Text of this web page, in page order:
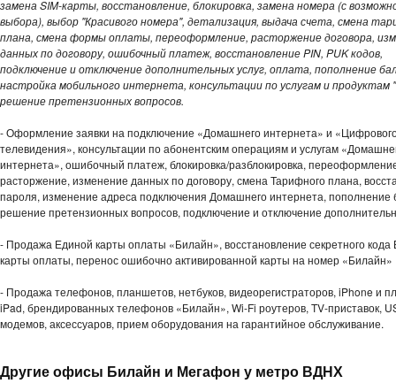
замена SIM-карты, восстановление, блокировка, замена номера (с
выбора), выбор "Красивого номера", детализация, выдача счета, смена
плана, смена формы оплаты, переоформление, расторжение договора,
данных по договору, ошибочный платеж, восстановление PIN, PUK кодов,
подключение и отключение дополнительных услуг, оплата, пополнение
настройка мобильного интернета, консультации по услугам и продуктам
решение претензионных вопросов.
- Оформление заявки на подключение «Домашнего интернета» и
телевидения», консультации по абонентским операциям и услугам
интернета», ошибочный платеж, блокировка/разблокировка,
расторжение, изменение данных по договору, смена Тарифного плана,
пароля, изменение адреса подключения Домашнего интернета, пополнение
решение претензионных вопросов, подключение и отключение
- Продажа Единой карты оплаты «Билайн», восстановление секретного кода
карты оплаты, перенос ошибочно активированной карты на номер «Билайн»
- Продажа телефонов, планшетов, нетбуков, видеорегистраторов, iPhone и
iPad, брендированных телефонов «Билайн», Wi-Fi роутеров, TV-приставок,
модемов, аксессуаров, прием оборудования на гарантийное обслуживание.
Другие офисы Билайн и Мегафон у метро ВДНХ